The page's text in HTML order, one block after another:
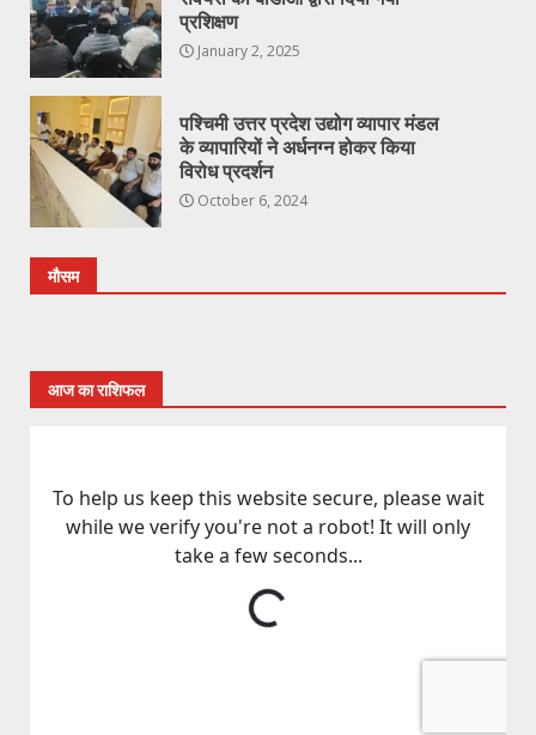
प्रशिक्षण
January 2, 2025
पश्चिमी उत्तर प्रदेश उद्योग व्यापार मंडल
के व्यापारियों ने अर्धनग्न होकर किया
विरोध प्रदर्शन
October 6, 2024
मौसम
आज का राशिफल